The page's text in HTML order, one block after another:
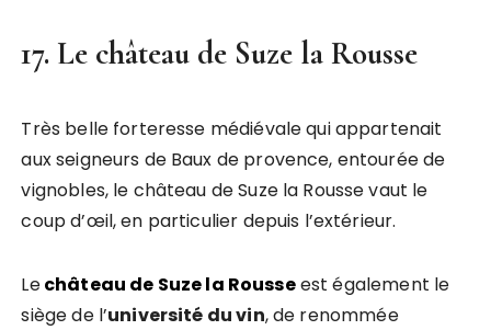
17. Le château de Suze la Rousse
Très belle forteresse médiévale qui appartenait
aux seigneurs de Baux de provence, entourée de
vignobles, le château de Suze la Rousse vaut le
coup d’œil, en particulier depuis l’extérieur.
Lechâteau de Suze la Rousseest également le
siège de l’université du vin, de renommée